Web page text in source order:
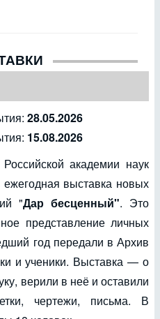
28.05.2026
15.08.2026
академии наук
ежегодная выставка новых
"Дар бесценный". Это
представление личных
год передали в Архив
и ученики. Выставка — о
верили в неё и оставили
чертежи, письма. В